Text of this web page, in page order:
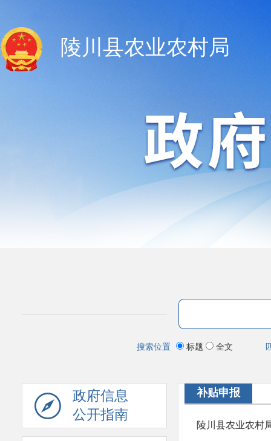
陵川县农业农村局
搜索位置 标题 全文
政府信息
公开指南
补贴申报
陵川县农业农村